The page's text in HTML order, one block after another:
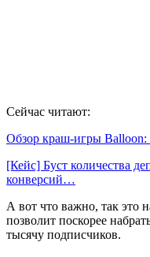
Сейчас читают:
Обзор краш-игры
[Кейс] Буст количества
конверсий…
А вот что важно, так это
позволит поскорее
тысячу подписчиков.